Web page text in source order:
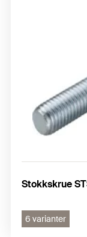
Stokkskrue
6 varianter